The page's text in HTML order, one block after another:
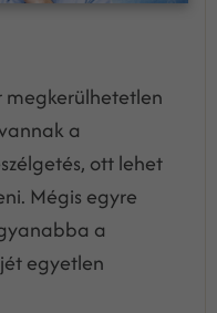
megkerülhetetlen
a
ott lehet
Mégis egyre
a
egyetlen